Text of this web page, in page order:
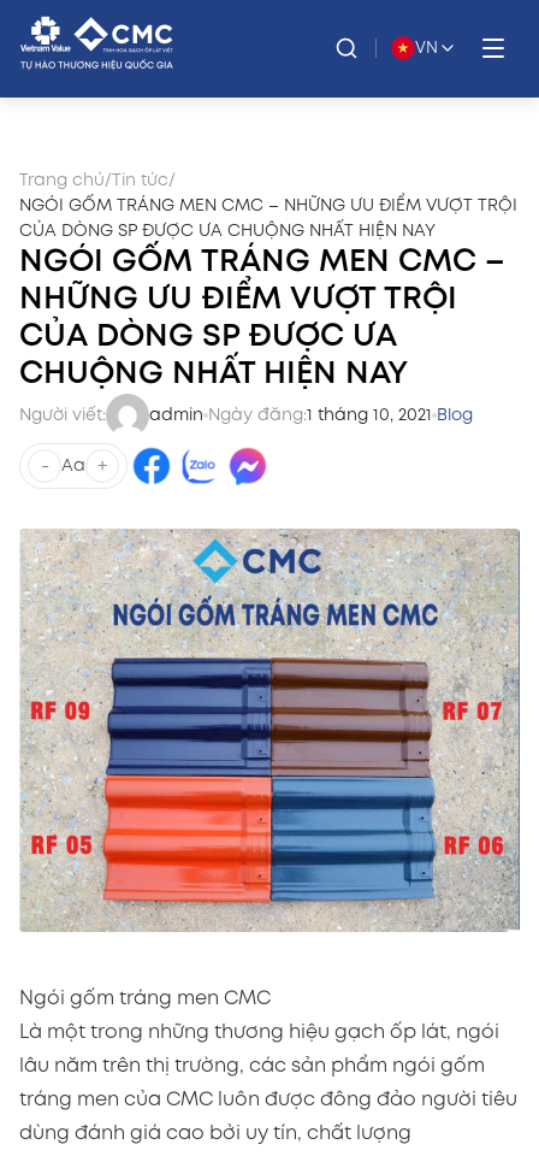
VN
Trang chủ/ Tin tức/
NGÓI GỐM TRÁNG MEN CMC – NHỮNG ƯU ĐIỂM VƯỢT TRỘI
CỦA DÒNG SP ĐƯỢC ƯA CHUỘNG NHẤT HIỆN NAY
NGÓI GỐM TRÁNG MEN CMC –
NHỮNG ƯU ĐIỂM VƯỢT TRỘI
CỦA DÒNG SP ĐƯỢC ƯA
CHUỘNG NHẤT HIỆN NAY
Người viết: admin Ngày đăng:1 tháng 10, 2021 Blog
- Aa +
Ngói gốm tráng men CMC
Là một trong những thương hiệu gạch ốp lát, ngói
lâu năm trên thị trường, các sản phẩm ngói gốm
tráng men của CMC luôn được đông đảo người tiêu
dùng đánh giá cao bởi uy tín, chất lượng